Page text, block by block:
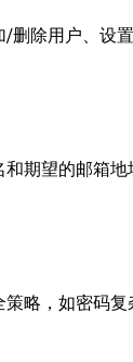
删除用户、设
期望的邮箱
略，如密码复